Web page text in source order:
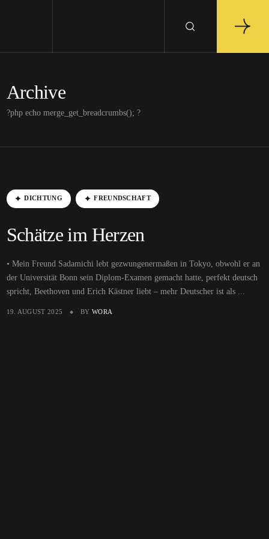
Archive
?php echo merge_get_breadcrumbs(); ?
DICHTUNG FREUNDSCHAFT
Schätze im Herzen
• Mein Freund Sadamichi lebt gezwungenermaßen in Tokyo, obwohl er an
der Universität Bonn sein Diplom-Examen gemacht hatte, perfekt deutsch
spricht, Beethoven und Erich Kästner liebt – mehr Deutscher ist als ...
19. AUGUST 2025 BY WORA